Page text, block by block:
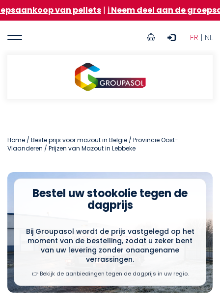
Overslaan
en
de
van pellets|ℹ️ Neem deel aan de
FR | NL
User
Groupasol
Home / Beste prijs voor mazout in België / Provincie Oost-
Vlaanderen / Prijzen van Mazout in Lebbeke
Bestel uw stookolie tegen de
dagprijs
Bij Groupasol wordt de prijs vastgelegd op het
moment van de bestelling, zodat u zeker bent
van uw levering zonder onaangename
verrassingen.
👉 Bekijk de aanbiedingen tegen de dagprijs in uw regio.